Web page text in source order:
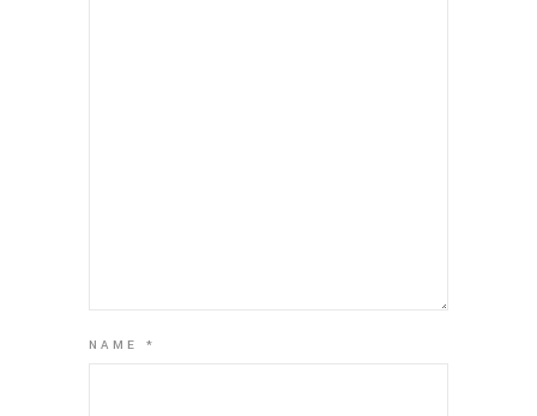
NAME *